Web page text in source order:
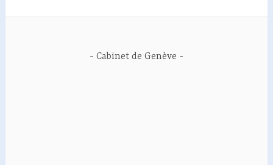
Cabinet de Genève